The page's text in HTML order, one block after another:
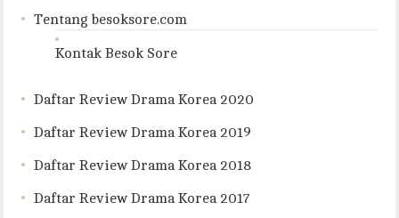
Tentang besoksore.com
Kontak Besok Sore
Daftar Review Drama Korea 2020
Daftar Review Drama Korea 2019
Daftar Review Drama Korea 2018
Daftar Review Drama Korea 2017